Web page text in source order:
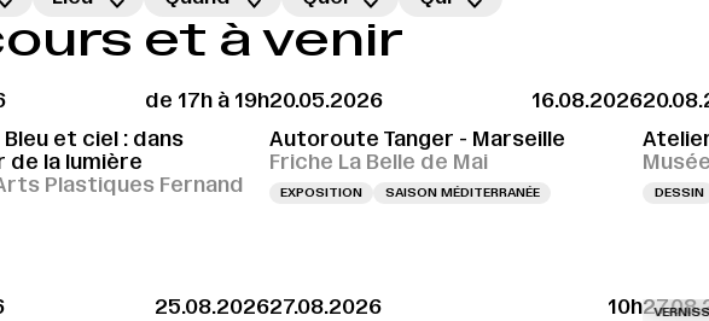
et à venir
de 17h à 19h
et ciel : dans
de la lumière
Plastiques Fernand
20.05.2026
16.08.2026
Autoroute Tanger - Marseille
Friche La Belle de Mai
EXPOSITION SAISON MÉDITERRANÉE DESSIN
25.08.202627.08.2026
10h
VERNISSAGE